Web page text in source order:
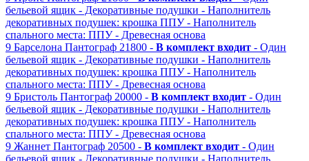
бельевой ящик - Декоративные подушки - Наполнитель
декоративных подушек: крошка ППУ - Наполнитель
спального места: ППУ - Древесная основа
9 Барселона Пантограф 21800 - В комплект входит - Один
бельевой ящик - Декоративные подушки - Наполнитель
декоративных подушек: крошка ППУ - Наполнитель
спального места: ППУ - Древесная основа
9 Бристоль Пантограф 20000 - В комплект входит - Один
бельевой ящик - Декоративные подушки - Наполнитель
декоративных подушек: крошка ППУ - Наполнитель
спального места: ППУ - Древесная основа
9 Жаннет Пантограф 20500 - В комплект входит - Один
бельевой ящик - Декоративные подушки - Наполнитель